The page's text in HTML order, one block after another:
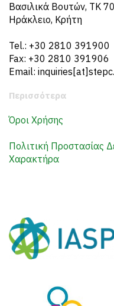
Βασιλικά Βουτών, ΤΚ
Ηράκλειο, Κρήτη
Tel.: +30 2810 391900
Fax: +30 2810 391906
Email:
Περισσότερα
Όροι Χρήσης
Πολιτική Προστασίας
Χαρακτήρα